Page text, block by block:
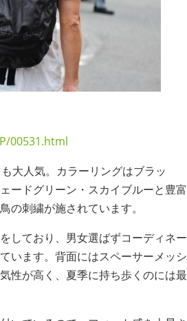
00531.html
大人気。カラーリングはブラッ
ードグリーン・スカイブルーと豊富
の刺繍が施されています。
しており、男女選ばずコーディネー
います。背面にはスペーサーメッシ
性が高く、夏季に持ち歩くのには最